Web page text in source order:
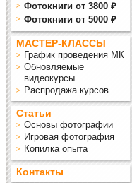
Фотокниги от 3800 ₽
Фотокниги от 5000 ₽
МАСТЕР-КЛАССЫ
График проведения МК
Обновляемые
видеокурсы
Распродажа курсов
Статьи
Основы фотографии
Игровая фотография
Копилка опыта
Контакты